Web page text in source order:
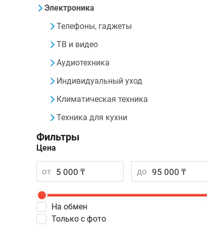
Электроника
Телефоны, гаджеты
ТВ и видео
Аудиотехника
Индивидуальный уход
Климатическая техника
Техника для кухни
Фильтры
Цена
от до
На обмен
Только с фото